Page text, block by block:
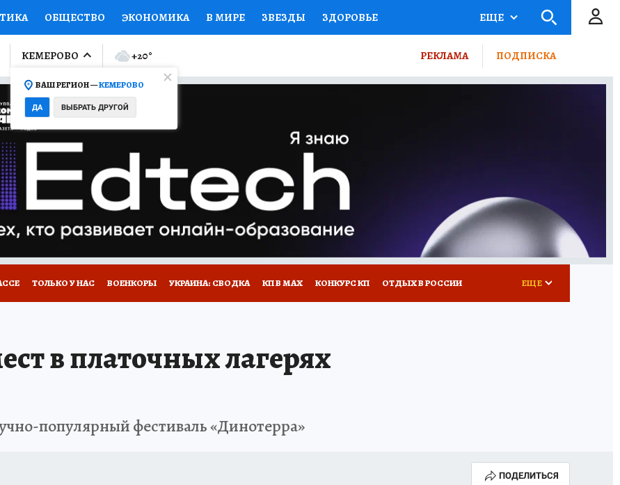
ОБЩЕСТВО ЭКОНОМИКА В МИРЕ ЗВЕЗДЫ ЗДОРОВЬЕ
ПРОИСШЕСТВИЯ
ОТКРЫВАЕМ МИР Я ЗНАЮ СЕМЬЯ ЖЕНСКИЕ СЕКРЕТЫ ПУТЕВОДИТЕЛЬ
ПРОМОКОДЫ СЕРИАЛЫ
КОНКУРСЫ РАБОТА У НАС ГИД ПОТРЕБИТЕЛЯ
ЕЩЕ
КЕМЕРОВО
ВАШ РЕГИОН —КЕМЕРОВО
ДА ВЫБРАТЬ ДРУГОЙ
+20° РЕКЛАМА ПОДПИСКА
ТОЛЬКО У НАС ВОЕНКОРЫ УКРАИНА: СВОДКА КП В МАХ КОНКУРС КП ОТДЫХ В РОССИИ ЕЩЕ
в платочных лагерях
популярный фестиваль «Динотерра»
ПОДЕЛИТЬСЯ